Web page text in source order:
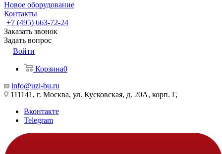
Новое оборудование
Контакты
+7 (495) 663-72-24
Заказать звонок
Задать вопрос
Войти
Корзина0
info@uzi-bu.ru
111141, г. Москва, ул. Кусковская, д. 20А, корп. Г,
Вконтакте
Telegram